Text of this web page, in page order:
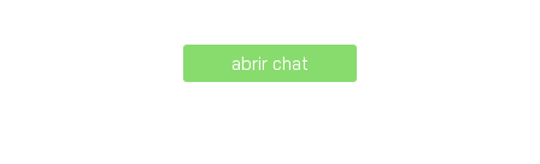
abrir chat